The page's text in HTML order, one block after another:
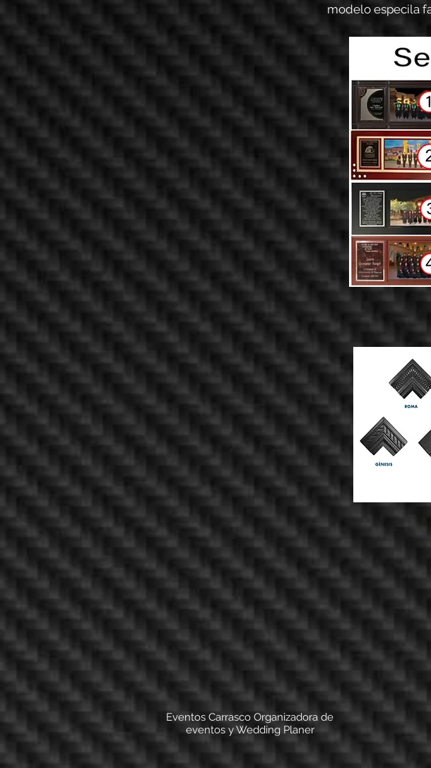
modelo especila
Eventos Carrasco Organizadora de
eventos y Wedding Planer